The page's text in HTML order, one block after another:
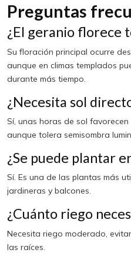
Preguntas
¿El geranio florece
Su floración principal ocurre
aunque en climas templados
durante más tiempo.
¿Necesita sol
Sí, unas horas de sol
aunque tolera semisombra
¿Se puede plantar
Sí. Es una de las plantas más
jardineras y balcones.
¿Cuánto riego
Necesita riego moderado,
las raíces.